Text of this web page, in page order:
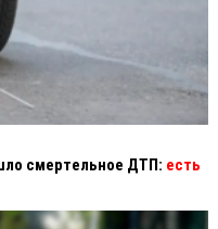
смертельное ДТП: есть